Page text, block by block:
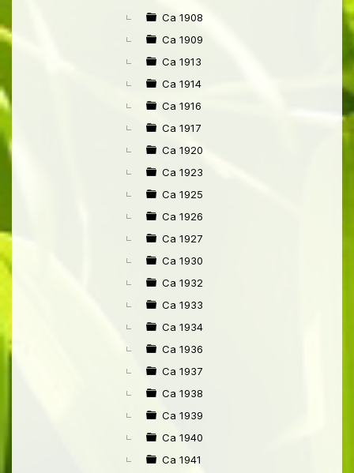
Ca 1908
Ca 1909
Ca 1913
Ca 1914
Ca 1916
Ca 1917
Ca 1920
Ca 1923
Ca 1925
Ca 1926
Ca 1927
Ca 1930
Ca 1932
Ca 1933
Ca 1934
Ca 1936
Ca 1937
Ca 1938
Ca 1939
Ca 1940
Ca 1941